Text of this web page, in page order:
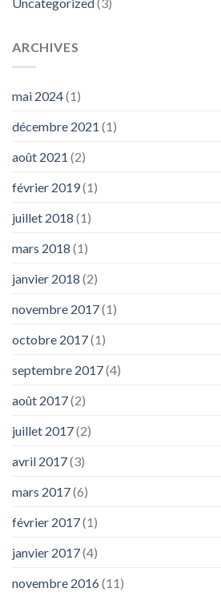
ARCHIVES
mai 2024(1)
décembre 2021 (1)
août 2021 (2)
février 2019(1)
juillet 2018 (1)
mars 2018 (1)
janvier 2018 (2)
novembre 2017(1)
octobre 2017(1)
septembre 2017(4)
août 2017(2)
juillet 2017(2)
avril 2017(3)
mars 2017(6)
février 2017(1)
janvier 2017(4)
novembre 2016(11)